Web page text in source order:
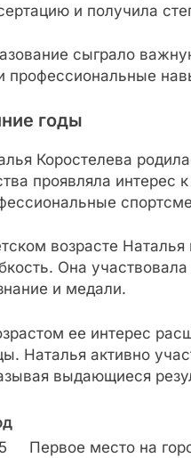
и получила
сыграло
профессиональные
годы
Коростелева
проявляла интерес
возрасте
Она
и медали.
ее интерес
Наталья активно
выдающиеся
Первое место на